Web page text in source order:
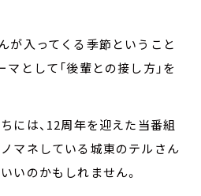
が入ってくる季節ということ
として「後輩との接し方」を
には、12周年を迎えた当番組
マネしている城東のテルさん
いのかもしれません。